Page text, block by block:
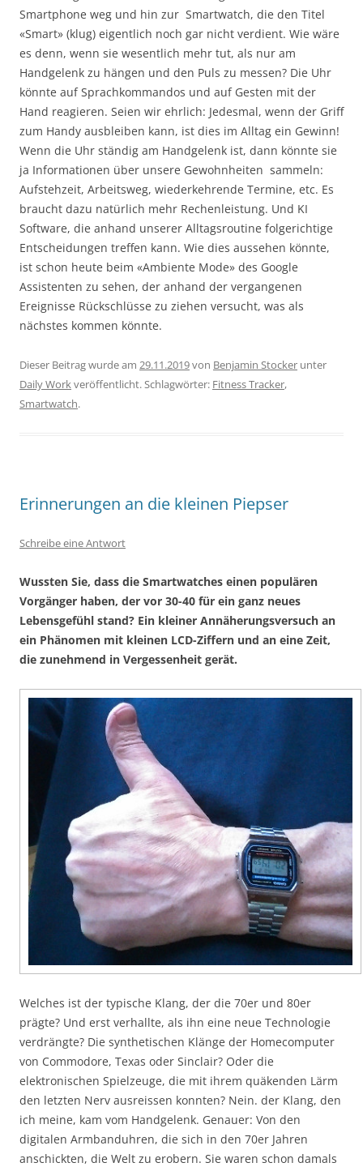
Smartphone weg und hin zur Smartwatch, die den Titel
«Smart» (klug) eigentlich noch gar nicht verdient. Wie wäre
es denn, wenn sie wesentlich mehr tut, als nur am
Handgelenk zu hängen und den Puls zu messen? Die Uhr
könnte auf Sprachkommandos und auf Gesten mit der
Hand reagieren. Seien wir ehrlich: Jedesmal, wenn der Griff
zum Handy ausbleiben kann, ist dies im Alltag ein Gewinn!
Wenn die Uhr ständig am Handgelenk ist, dann könnte sie
ja Informationen über unsere Gewohnheiten sammeln:
Aufstehzeit, Arbeitsweg, wiederkehrende Termine, etc. Es
braucht dazu natürlich mehr Rechenleistung. Und KI
Software, die anhand unserer Alltagsroutine folgerichtige
Entscheidungen treffen kann. Wie dies aussehen könnte,
ist schon heute beim «Ambiente Mode» des Google
Assistenten zu sehen, der anhand der vergangenen
Ereignisse Rückschlüsse zu ziehen versucht, was als
nächstes kommen könnte.
Dieser Beitrag wurde am 29.11.2019von Benjamin Stocker unter
Daily Workveröffentlicht. Schlagwörter: Fitness Tracker,
Smartwatch.
Erinnerungen an die kleinen Piepser
Schreibe eine Antwort
Wussten Sie, dass die Smartwatches einen populären
Vorgänger haben, der vor 30-40 für ein ganz neues
Lebensgefühl stand? Ein kleiner Annäherungsversuch an
ein Phänomen mit kleinen LCD-Ziffern und an eine Zeit,
die zunehmend in Vergessenheit gerät.
Welches ist der typische Klang, der die 70er und 80er
prägte? Und erst verhallte, als ihn eine neue Technologie
verdrängte? Die synthetischen Klänge der Homecomputer
von Commodore, Texas oder Sinclair? Oder die
elektronischen Spielzeuge, die mit ihrem quäkenden Lärm
den letzten Nerv ausreissen konnten? Nein. der Klang, den
ich meine, kam vom Handgelenk. Genauer: Von den
digitalen Armbanduhren, die sich in den 70er Jahren
anschickten, die Welt zu erobern. Sie waren schon damals